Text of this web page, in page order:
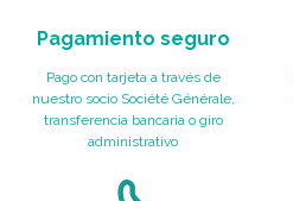
Pagamiento seguro
Pago con tarjeta a través de
nuestro socio Société Générale,
transferencia bancaria o giro
administrativo